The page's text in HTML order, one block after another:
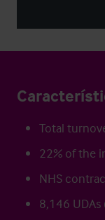
Total
22% of the
NHS
8,146 UDAs